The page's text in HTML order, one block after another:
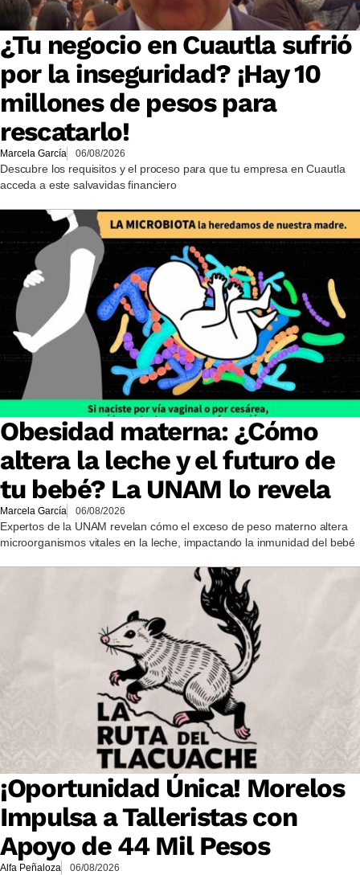
¿Tu negocio en Cuautla sufrió
por la inseguridad? ¡Hay 10
millones de pesos para
rescatarlo!
Marcela García 06/08/2026
Descubre los requisitos y el proceso para que tu empresa en Cuautla
acceda a este salvavidas financiero
Obesidad materna: ¿Cómo
altera la leche y el futuro de
tu bebé? La UNAM lo revela
Marcela García 06/08/2026
Expertos de la UNAM revelan cómo el exceso de peso materno altera
microorganismos vitales en la leche, impactando la inmunidad del bebé
¡Oportunidad Única! Morelos
Impulsa a Talleristas con
Apoyo de 44 Mil Pesos
Alfa Peñaloza 06/08/2026